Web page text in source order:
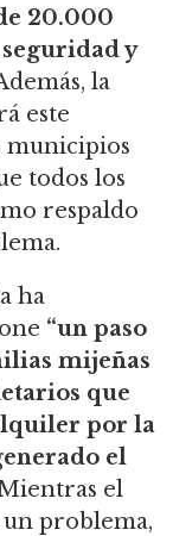
20.000
seguridad y
la
este
municipios
todos los
respaldo
ha
“un paso
mijeñas
que
por la
el
el
problema,